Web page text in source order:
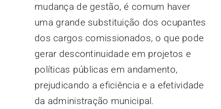
mudança de gestão, é comum haver
uma grande substituição dos ocupantes
dos cargos comissionados, o que pode
gerar descontinuidade em projetos e
políticas públicas em andamento,
prejudicando a eficiência e a efetividade
da administração municipal.